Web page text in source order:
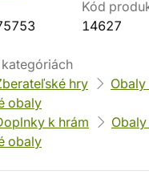
Kód
14627
hry
obaly
k hrám
obaly